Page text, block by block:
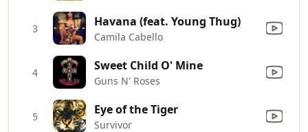
3 Havana (feat. Young Thug)
Camila Cabello
4 Sweet Child O' Mine
Guns N' Roses
5 Eye of the Tiger
Survivor